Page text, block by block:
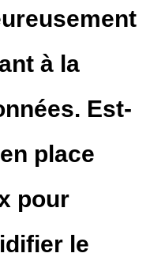
à la
Est-
place
pour
le